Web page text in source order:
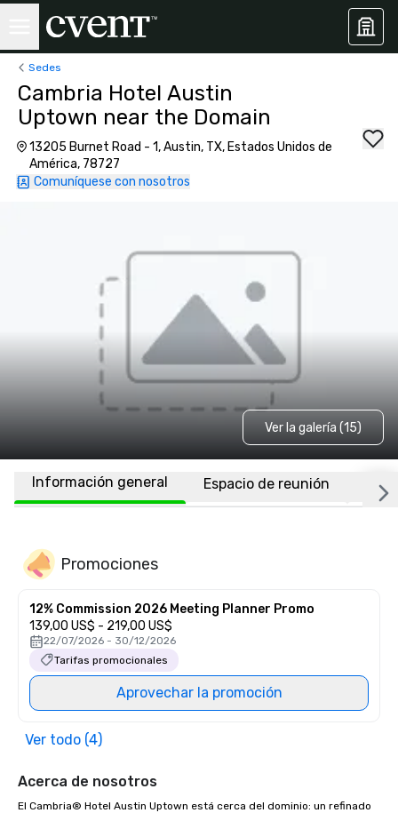
Sedes
Cambria Hotel Austin
Uptown near the Domain
13205 Burnet Road - 1, Austin, TX, Estados Unidos de
América, 78727
Comuníquese con nosotros
Ver la galería (15)
Información general Espacio de reunión
Promociones
12% Commission 2026 Meeting Planner Promo
139,00 US$ - 219,00 US$
22/07/2026 - 30/12/2026
Tarifas promocionales
Aprovechar la promoción
Ver todo (4)
Acerca de nosotros
El Cambria® Hotel Austin Uptown está cerca del dominio: un refinado